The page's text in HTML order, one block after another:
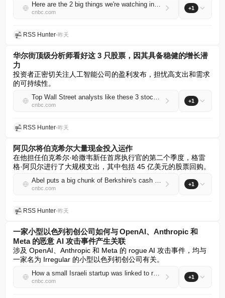
Here are the 2 big things we're watching in the stock market in the week ahead
cnbc.com
+1
RSS Hunter•昨天
华尔街顶级分析师看好这 3 只股票，因其具备稳健的增长潜
力
投资者正密切关注人工智能公司的盈利发布，担忧高支出和需求
的可持续性。
Top Wall Street analysts like these 3 stocks for their solid growth potential
cnbc.com
+1
RSS Hunter•昨天
阿贝尔将伯克希尔大量现金投入运作
在他担任伯克希尔·哈撒韦新任首席执行官的第二个季度，格雷
格·阿贝尔进行了大规模支出，其中包括 45 亿美元的股票回购。
Abel puts a big chunk of Berkshire's cash to work
cnbc.com
+1
RSS Hunter•昨天
一家小型以色列初创公司如何与 OpenAI、Anthropic 和
Meta 的恶意 AI 攻击事件产生关联
涉及 OpenAI、Anthropic 和 Meta 的 rogue AI 攻击事件，均与
一家名为 Irregular 的小型以色列初创公司有关。
How a small Israeli startup was linked to rogue AI hacks at OpenAI, Anthropic and Meta
cnbc.com
+1